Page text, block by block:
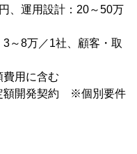
、運用設計：20～50万
～8万／1社、顧客・取
用に含む
額開発契約 ※個別要件